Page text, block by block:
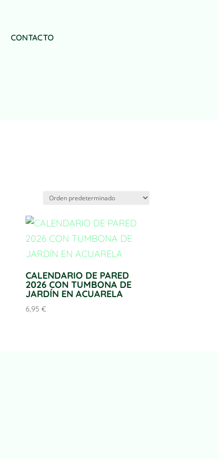
CONTACTO
CALENDARIO DE PARED
2026 CON TUMBONA DE
JARDÍN EN ACUARELA
6,95€